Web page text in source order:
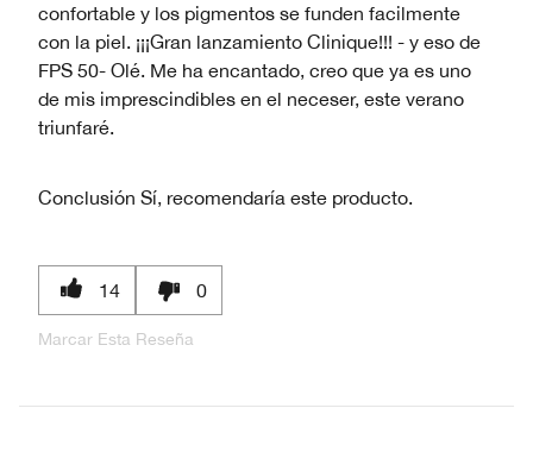
confortable y los pigmentos se funden facilmente
con la piel. ¡¡¡Gran lanzamiento Clinique!!! - y eso de
FPS 50- Olé. Me ha encantado, creo que ya es uno
de mis imprescindibles en el neceser, este verano
triunfaré.
Conclusión Sí, recomendaría este producto.
14 0
Marcar Esta Reseña